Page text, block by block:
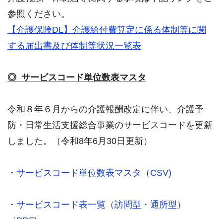
参照ください。
【介護保険DL】介護給付費算定に係る体制等に関
する届出書及び体制等状況一覧表
◎ サービスコード単位数表マスタ
令和８年６月からの介護報酬改定に伴い、介護予
防・日常生活支援総合事業のサービスコードを更新
しました。（令和8年6月30日更新）
・ サービスコード単位数表マスタ（CSV)
・ サービスコード表一覧（訪問型・通所型）